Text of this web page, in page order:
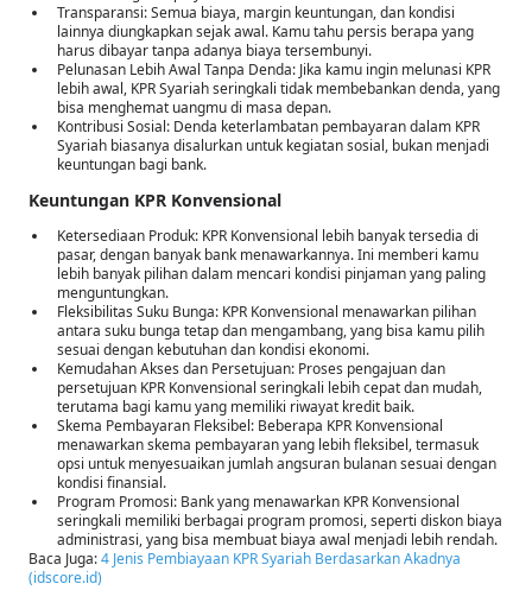
Transparansi: Semua biaya, margin keuntungan, dan kondisi
lainnya diungkapkan sejak awal. Kamu tahu persis berapa yang
harus dibayar tanpa adanya biaya tersembunyi.
Pelunasan Lebih Awal Tanpa Denda: Jika kamu ingin melunasi KPR
lebih awal, KPR Syariah seringkali tidak membebankan denda, yang
bisa menghemat uangmu di masa depan.
Kontribusi Sosial: Denda keterlambatan pembayaran dalam KPR
Syariah biasanya disalurkan untuk kegiatan sosial, bukan menjadi
keuntungan bagi bank.
Keuntungan KPR Konvensional
Ketersediaan Produk: KPR Konvensional lebih banyak tersedia di
pasar, dengan banyak bank menawarkannya. Ini memberi kamu
lebih banyak pilihan dalam mencari kondisi pinjaman yang paling
menguntungkan.
Fleksibilitas Suku Bunga: KPR Konvensional menawarkan pilihan
antara suku bunga tetap dan mengambang, yang bisa kamu pilih
sesuai dengan kebutuhan dan kondisi ekonomi.
Kemudahan Akses dan Persetujuan: Proses pengajuan dan
persetujuan KPR Konvensional seringkali lebih cepat dan mudah,
terutama bagi kamu yang memiliki riwayat kredit baik.
Skema Pembayaran Fleksibel: Beberapa KPR Konvensional
menawarkan skema pembayaran yang lebih fleksibel, termasuk
opsi untuk menyesuaikan jumlah angsuran bulanan sesuai dengan
kondisi finansial.
Program Promosi: Bank yang menawarkan KPR Konvensional
seringkali memiliki berbagai program promosi, seperti diskon biaya
administrasi, yang bisa membuat biaya awal menjadi lebih rendah.
Baca Juga:4 Jenis Pembiayaan KPR Syariah Berdasarkan Akadnya
(idscore.id)